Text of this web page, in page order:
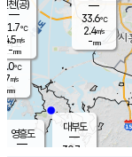
의도
℃
m/s
mm
영흥도
대부도
30.7
인천(공)
31.7℃
4.5m/s
-mm
33.6℃
2.4m/s
-mm